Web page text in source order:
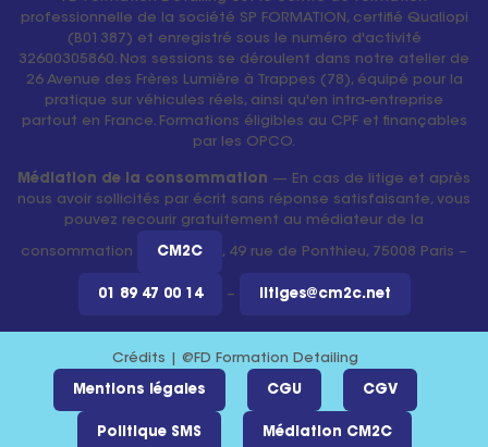
professionnelle de la société SP FORMATION, certifié Qualiopi
(B01387) et enregistré sous le numéro d'activité
32600305860. Nos sessions se déroulent dans notre atelier de
26 Avenue des Frères Lumière à Trappes (78), équipé pour la
pratique sur véhicules réels, ainsi qu'en intra-entreprise
partout en France. Formations éligibles au CPF et finançables
par les OPCO.
Médiation de la consommation — En cas de litige et après
nous avoir sollicités par écrit sans réponse satisfaisante, vous
pouvez recourir gratuitement au médiateur de la
consommation CM2C , 49 rue de Ponthieu, 75008 Paris –
01 89 47 00 14 – litiges@cm2c.net
Crédits | @FD Formation Detailing
Mentions légales CGU CGV
Politique SMS Médiation CM2C